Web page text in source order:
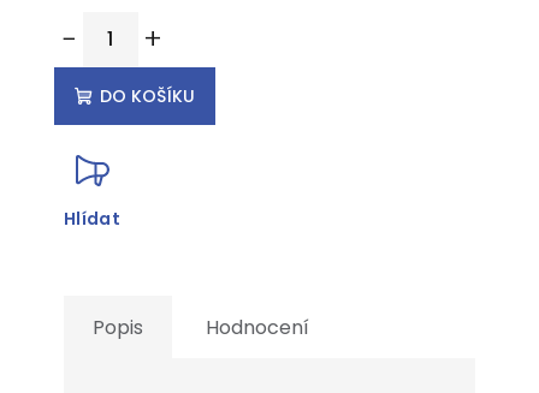
cena:
+
−
DO KOŠÍKU
Hlídat
Popis Hodnocení